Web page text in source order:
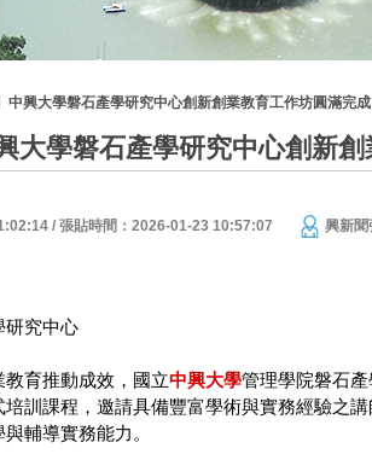
中興大學磐石產學研究中心創新創業教育工作坊圓滿完成
大學磐石產學研究中心創新
/ 張貼時間：2026-01-23 10:57:07 興新聞
研究中心
育推動成效，國立中興大學管理學院磐石
訓課程，邀請具備豐富學術與實務經驗之
輔導實務能力。